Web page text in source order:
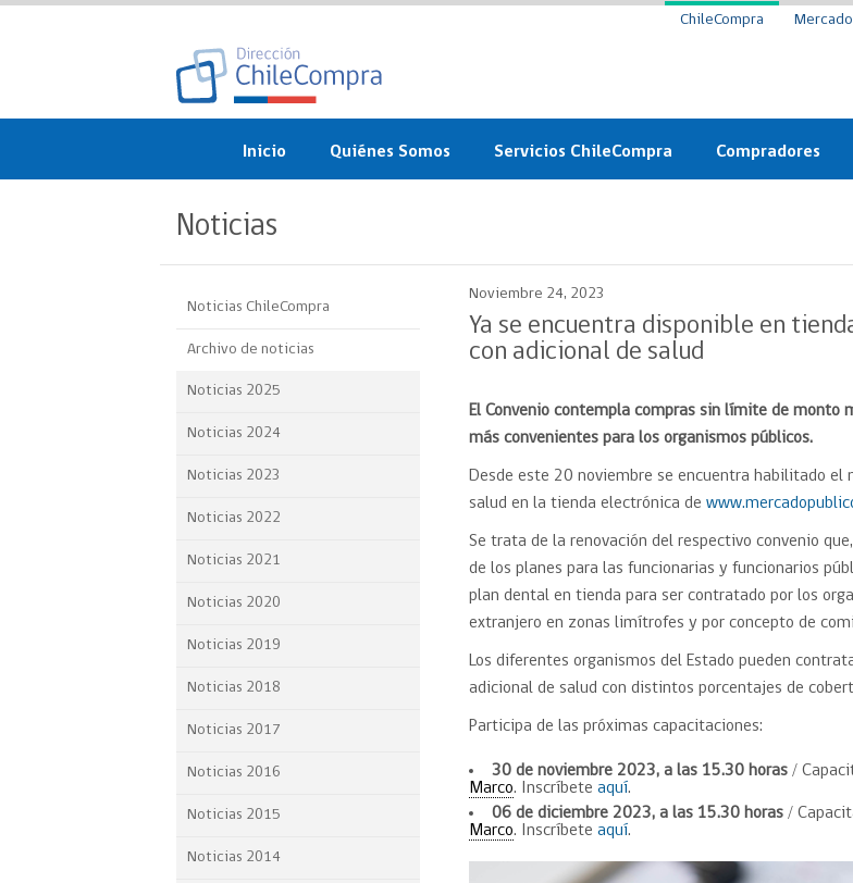
ChileCompra
Inicio Quiénes Somos
objetivos
Organigrama
Participación Ciudadana
Sé parte de nuestro equipo
Servicios ChileCompra
ChileCompra
Eficiencia
Capacitación ChileCompra:
Certificación competencias
Centro de Ayuda
Compras Coordinadas
Datos Abiertos
API de Mercado Público
Ciberseguridad
Emergencias
Compradores
Circular
Compra Ágil
Bases Tipo de
Trato directo
electrónica
Compra Pública de
Gestión de
Compras públicas con
Noticias
Noticias ChileCompra
Archivo de noticias
Noticias 2025
Noticias 2024
Noticias 2023
Noticias 2022
Noticias 2021
Noticias 2020
Noticias 2019
Noticias 2018
Noticias 2017
Noticias 2016
Noticias 2015
Noticias 2014
Noviembre 24, 2023
Ya se encuentra disponible en
con adicional de salud
El Convenio contempla compras sin límite de monto
más convenientes para los organismos públicos.
Desde este 20 noviembre se encuentra habilitado el
salud en la tienda electrónica de
Se trata de la renovación del respectivo convenio
de los planes para las funcionarias y funcionarios
plan dental en tienda para ser contratado por los
extranjero en zonas limítrofes y por concepto de
Los diferentes organismos del Estado pueden
adicional de salud con distintos porcentajes de
Participa de las próximas capacitaciones:
30 de noviembre 2023, a las 15.30 horas /
Marco. Inscríbeteaquí.
06 de diciembre 2023, a las 15.30 horas /
Marco. Inscríbeteaquí.